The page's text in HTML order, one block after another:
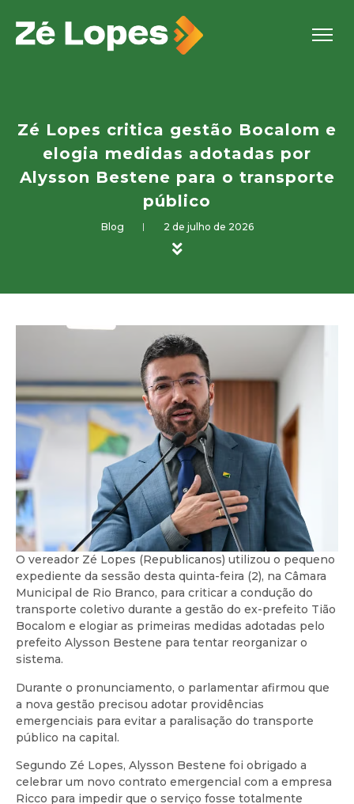
Zé Lopes critica gestão Bocalom e
elogia medidas adotadas por
Alysson Bestene para o transporte
público
Blog 2 de julho de 2026
O vereador Zé Lopes (Republicanos) utilizou o pequeno
expediente da sessão desta quinta-feira (2), na Câmara
Municipal de Rio Branco, para criticar a condução do
transporte coletivo durante a gestão do ex-prefeito Tião
Bocalom e elogiar as primeiras medidas adotadas pelo
prefeito Alysson Bestene para tentar reorganizar o
sistema.
Durante o pronunciamento, o parlamentar afirmou que
a nova gestão precisou adotar providências
emergenciais para evitar a paralisação do transporte
público na capital.
Segundo Zé Lopes, Alysson Bestene foi obrigado a
celebrar um novo contrato emergencial com a empresa
Ricco para impedir que o serviço fosse totalmente